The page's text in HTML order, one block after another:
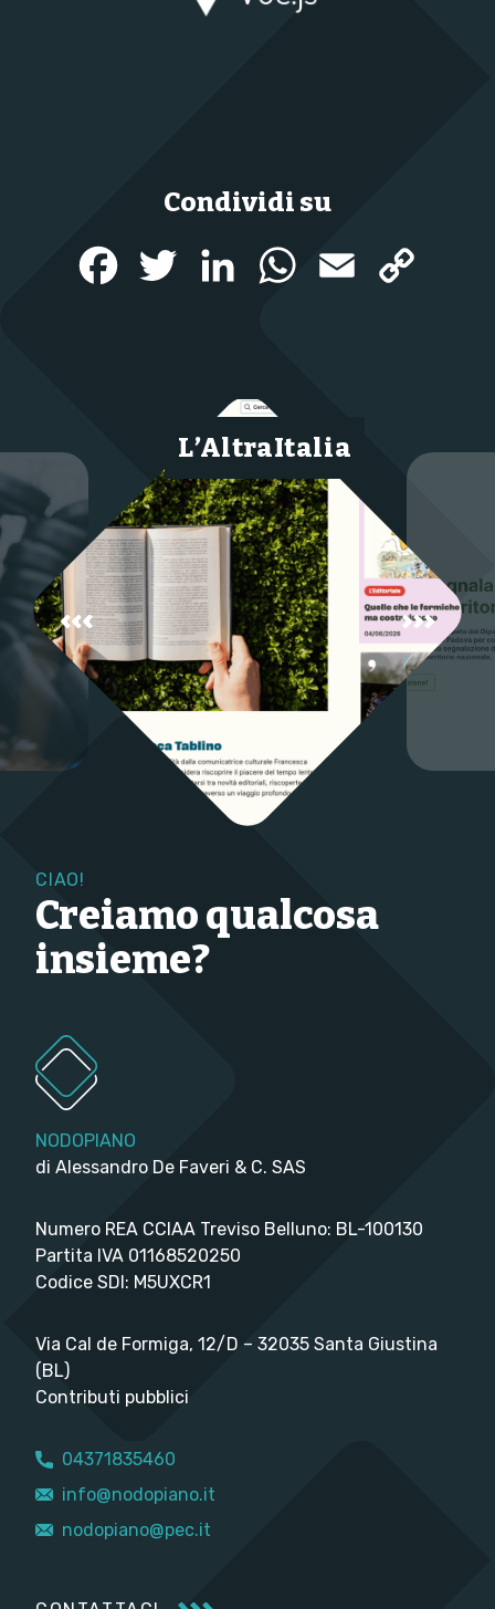
Condividi su
FacebookTwitter LinkedIn WhatsAppEmail
L’AltraItalia
CIAO!
Creiamo qualcosa
insieme?
NODOPIANO
di Alessandro De Faveri & C. SAS
Numero REA CCIAA Treviso Belluno: BL-100130
Partita IVA 01168520250
Codice SDI: M5UXCR1
Via Cal de Formiga, 12/D – 32035 Santa Giustina
(BL)
Contributi pubblici
04371835460
info@nodopiano.it
nodopiano@pec.it